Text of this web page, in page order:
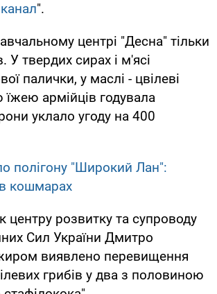
".
центрі "Десна" тільки
У твердих сирах і м'ясі
палички, у маслі - цвілеві
армійців годувала
уклало угоду на 400
полігону "Широкий Лан":
кошмарах
розвитку та супроводу
Сил України Дмитро
виявлено перевищення
грибів у два з половиною